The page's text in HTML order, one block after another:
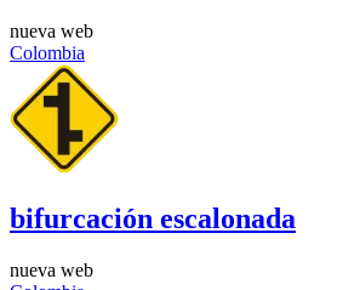
nueva web
Colombia
bifurcación escalonada
nueva web